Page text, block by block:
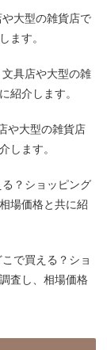
大型の雑貨店で
ます。
具店や大型の雑
紹介します。
や大型の雑貨店
します。
？ショッピング
場価格と共に紹
で買える？ショ
査し、相場価格